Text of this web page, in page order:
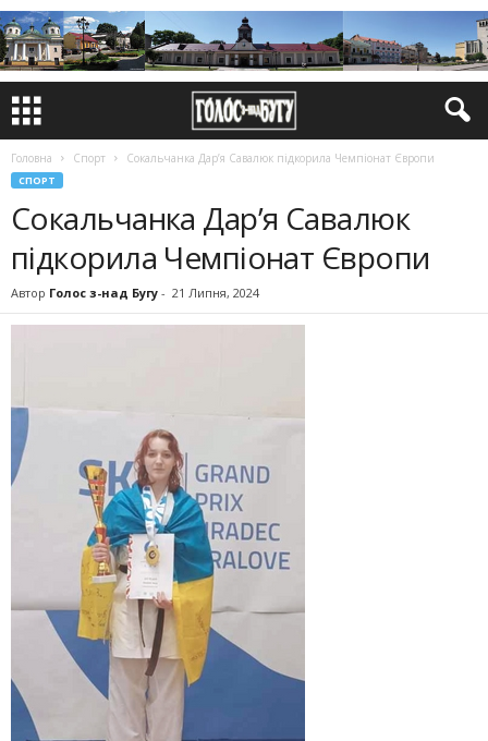
Головна Спорт Сокальчанка Дар’я Савалюк підкорила Чемпіонат Європи
СПОРТ
Сокальчанка Дар’я Савалюк
підкорила Чемпіонат Європи
Автор Голос з-над Бугу - 21 Липня, 2024